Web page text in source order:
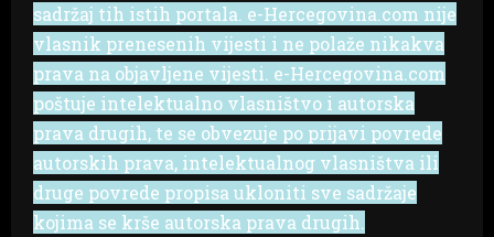
sadržaj tih istih portala. e-Hercegovina.com nije
vlasnik prenesenih vijesti i ne polaže nikakva
prava na objavljene vijesti. e-Hercegovina.com
poštuje intelektualno vlasništvo i autorska
prava drugih, te se obvezuje po prijavi povrede
autorskih prava, intelektualnog vlasništva ili
druge povrede propisa ukloniti sve sadržaje
kojima se krše autorska prava drugih.